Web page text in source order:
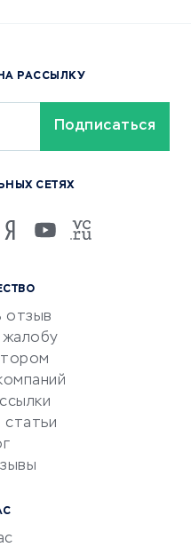
отзыв
жалобу
статьи
РАССЫЛКУ
СЕТЯХ